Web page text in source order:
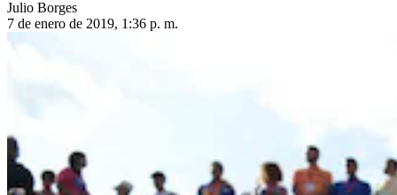
Julio Borges
7 de enero de 2019, 1:36 p. m.